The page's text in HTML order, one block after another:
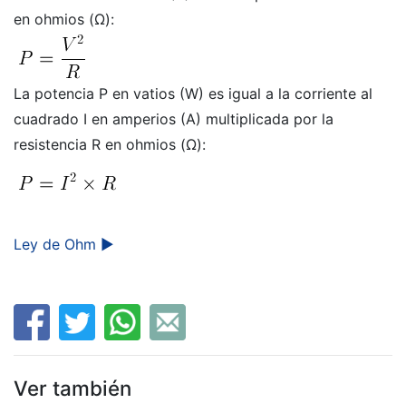
en ohmios (Ω):
La potencia P en vatios (W) es igual a la corriente al
cuadrado I en amperios (A) multiplicada por la
resistencia R en ohmios (Ω):
Ley de Ohm ►
Ver también